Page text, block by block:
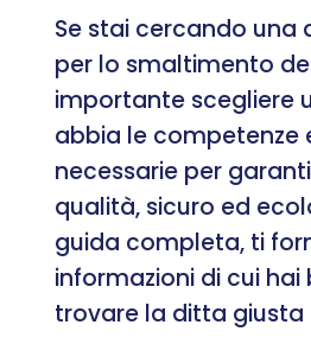
Se stai cercando una
per lo smaltimento
importante scegliere
abbia le competenze
necessarie per
qualità, sicuro ed
guida completa, ti
informazioni di cui hai
trovare la ditta giusta